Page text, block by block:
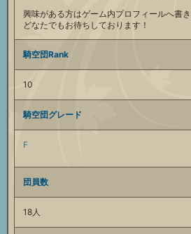
興味がある方はゲーム内プロフィールへ書
どなたでもお待ちしております！
騎空団Rank
10
騎空団グレード
F
団員数
18人